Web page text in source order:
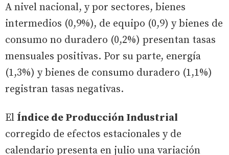
A nivel nacional, y por sectores, bienes
intermedios (0,9%), de equipo (0,9) y bienes de
consumo no duradero (0,2%) presentan tasas
mensuales positivas. Por su parte, energía
(1,3%) y bienes de consumo duradero (1,1%)
registran tasas negativas.
El Índice de Producción Industrial
corregido de efectos estacionales y de
calendario presenta en julio una variación